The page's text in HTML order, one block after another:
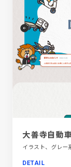
DETAIL